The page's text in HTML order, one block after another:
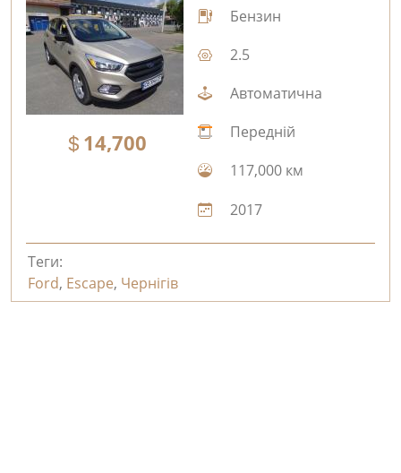
14,700
Бензин
2.5
Автоматична
Передній
117,000 км
2017
Теги:
Ford, Escape, Чернігів